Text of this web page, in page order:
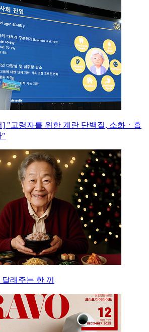
] "고령자를 위한 계란 단백질, 소화ㆍ흡
"
래주는 한 끼